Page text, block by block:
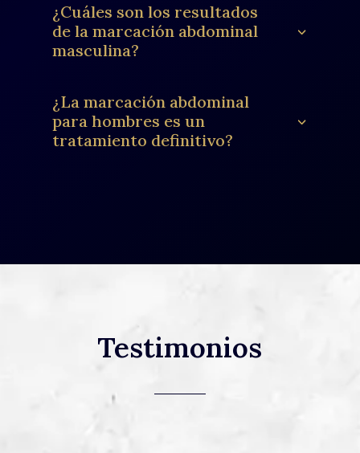
¿Cuáles son los resultados
de la marcación abdominal
masculina?
¿La marcación abdominal
para hombres es un
tratamiento definitivo?
Testimonios